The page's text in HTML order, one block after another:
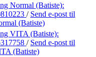
Normal (Batiste):
/ Send e-post til
(Batiste)
VITA (Batiste):
/ Send e-post til
(Batiste)